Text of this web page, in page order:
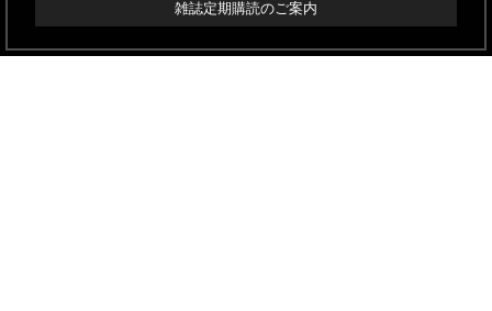
雑誌定期購読のご案内